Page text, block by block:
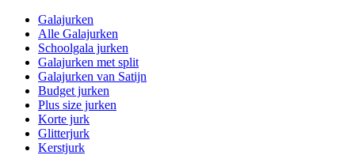
Galajurken
Alle Galajurken
Schoolgala jurken
Galajurken met split
Galajurken van Satijn
Budget jurken
Plus size jurken
Korte jurk
Glitterjurk
Kerstjurk